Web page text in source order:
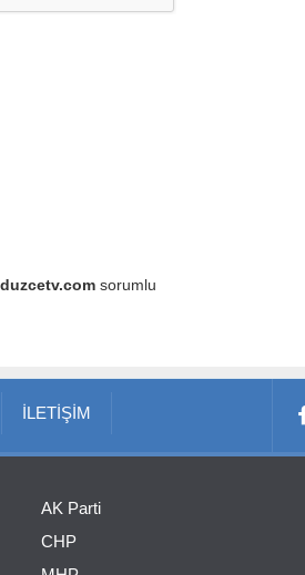
duzcetv.com sorumlu
İLETİŞİM
AK Parti
CHP